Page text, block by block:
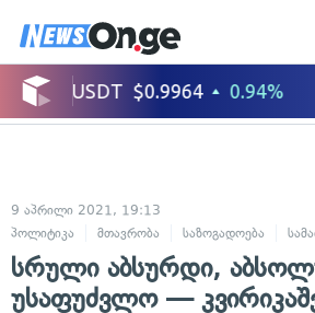
9 აპრილი 2021, 19:13
პოლიტიკა
მთავრობა საზოგადოება
სრული აბსურდი,
უსაფუძვლო —